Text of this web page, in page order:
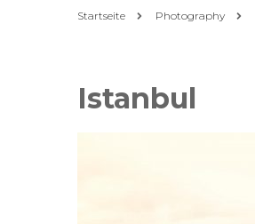
Startseite Photography
Istanbul